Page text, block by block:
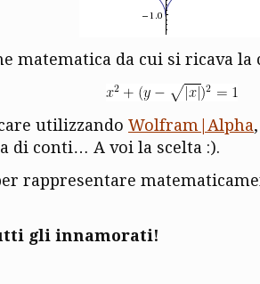
matematica da cui si ricava la
utilizzando Wolfram|Alpha
di conti… A voi la scelta :).
rappresentare
gli innamorati!